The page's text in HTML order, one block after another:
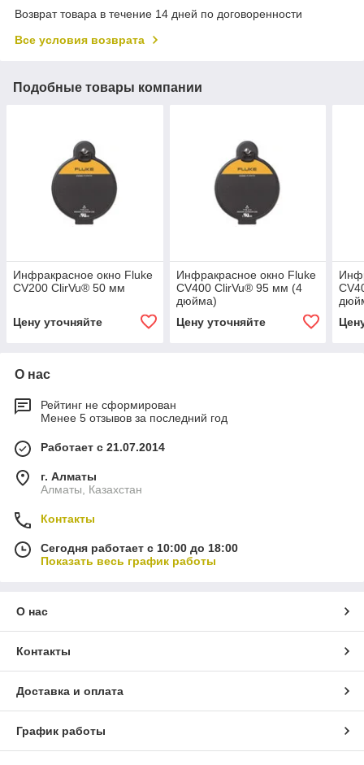
Возврат товара в течение 14 дней по договоренности
Все условия возврата
Подобные товары компании
Инфракрасное окно Fluke
CV200 ClirVu® 50 мм
Цену уточняйте
Инфракрасное окно Fluke
CV400 ClirVu® 95 мм (4
дюйма)
Цену уточняйте
О нас
Рейтинг не сформирован
Менее 5 отзывов за последний год
Работает с 21.07.2014
г. Алматы
Алматы, Казахстан
Контакты
Сегодня работает с 10:00 до 18:00
Показать весь график работы
О нас
Контакты
Доставка и оплата
График работы